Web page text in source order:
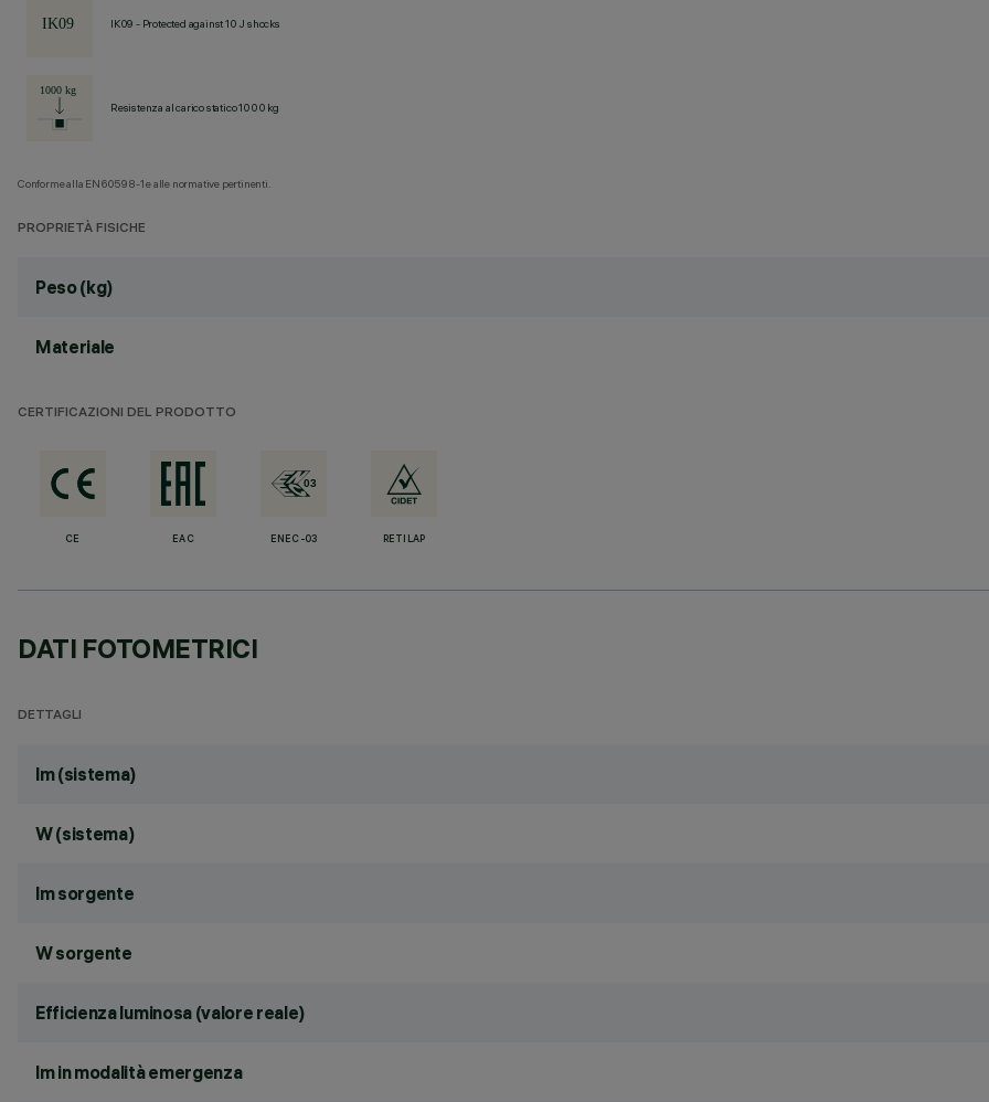
IK09 - Protected against 10 J shocks
Resistenza al carico statico 1000 kg
Conforme alla EN60598-1 e alle normative pertinenti.
PROPRIETÀ FISICHE
Peso (kg)
Materiale
CERTIFICAZIONI DEL PRODOTTO
CE EAC ENEC-03 RETILAP
DATI FOTOMETRICI
DETTAGLI
lm (sistema)
W (sistema)
lm sorgente
W sorgente
Efficienza luminosa (valore reale)
lm in modalità emergenza